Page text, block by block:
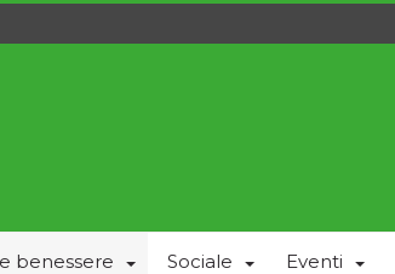
benessere Sociale Eventi